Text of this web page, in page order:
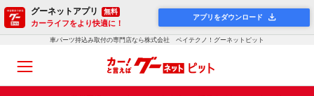
グーネットアプリ 無料
カーライフをより快適に！
アプリをダウンロード
車パーツ持込み取付の専門店なら株式会社 ベイテクノ！グーネットピット